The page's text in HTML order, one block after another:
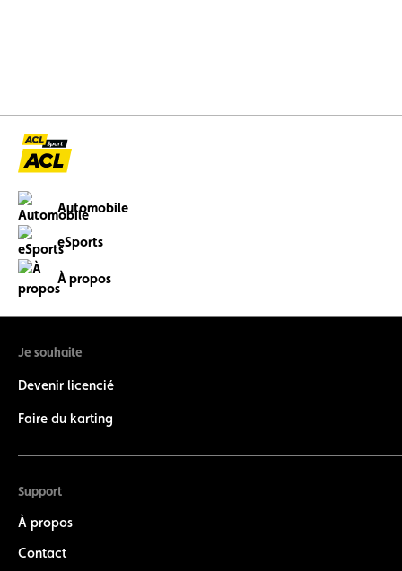
Automobile
eSports
À propos
Je souhaite
Devenir licencié
Faire du karting
Support
À propos
Contact